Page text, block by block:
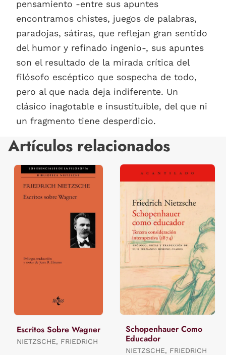
pensamiento -entre sus apuntes
encontramos chistes, juegos de palabras,
paradojas, sátiras, que reflejan gran sentido
del humor y refinado ingenio-, sus apuntes
son el resultado de la mirada crítica del
filósofo escéptico que sospecha de todo,
pero al que nada deja indiferente. Un
clásico inagotable e insustituible, del que ni
un fragmento tiene desperdicio.
Artículos relacionados
Escritos Sobre Wagner
NIETZSCHE, FRIEDRICH
Schopenhauer Como
Educador
NIETZSCHE, FRIEDRICH